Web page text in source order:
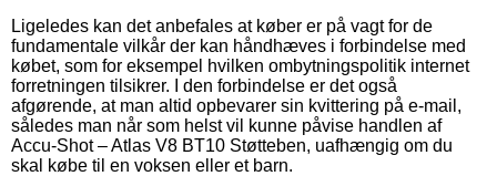
Ligeledes kan det anbefales at køber er på vagt for de
fundamentale vilkår der kan håndhæves i forbindelse med
købet, som for eksempel hvilken ombytningspolitik internet
forretningen tilsikrer. I den forbindelse er det også
afgørende, at man altid opbevarer sin kvittering på e-mail,
således man når som helst vil kunne påvise handlen af
Accu-Shot – Atlas V8 BT10 Støtteben, uafhængig om du
skal købe til en voksen eller et barn.